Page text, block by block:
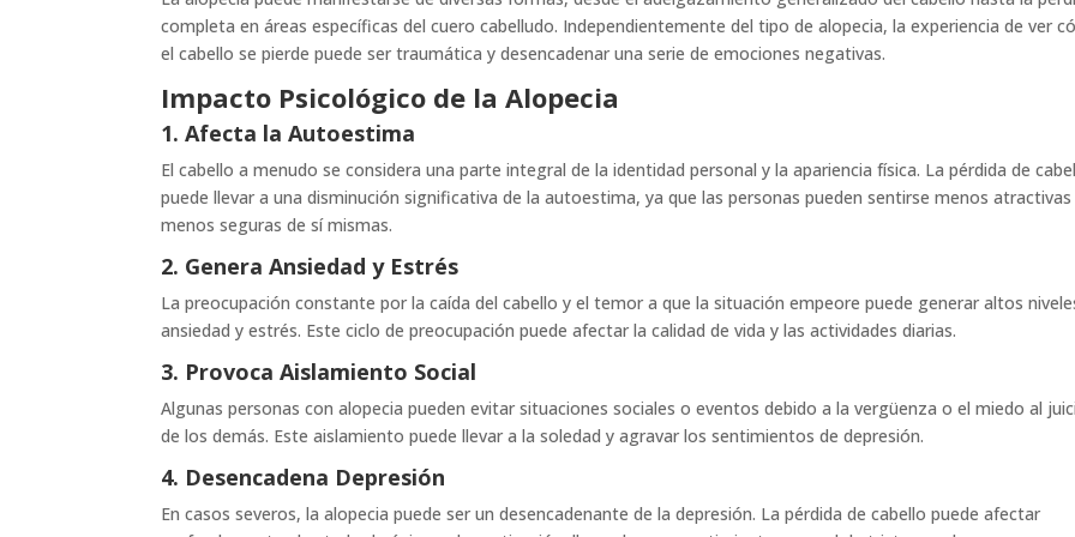
completa en áreas específicas del cuero cabelludo. Independientemente del tipo de alopecia, la experiencia de ver
el cabello se pierde puede ser traumática y desencadenar una serie de emociones negativas.
Impacto Psicológico de la Alopecia
1. Afecta la Autoestima
El cabello a menudo se considera una parte integral de la identidad personal y la apariencia física. La pérdida de
puede llevar a una disminución significativa de la autoestima, ya que las personas pueden sentirse menos atractivas
menos seguras de sí mismas.
2. Genera Ansiedad y Estrés
La preocupación constante por la caída del cabello y el temor a que la situación empeore puede generar altos
ansiedad y estrés. Este ciclo de preocupación puede afectar la calidad de vida y las actividades diarias.
3. Provoca Aislamiento Social
Algunas personas con alopecia pueden evitar situaciones sociales o eventos debido a la vergüenza o el miedo al
de los demás. Este aislamiento puede llevar a la soledad y agravar los sentimientos de depresión.
4. Desencadena Depresión
En casos severos, la alopecia puede ser un desencadenante de la depresión. La pérdida de cabello puede afectar